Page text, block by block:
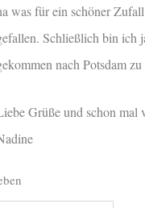
was für ein schöner
Schließlich bin ich
nach Potsdam
Grüße und schon mal